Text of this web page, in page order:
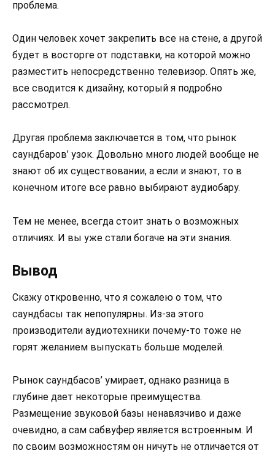
проблема.
Один человек хочет закрепить все на стене, а другой
будет в восторге от подставки, на которой можно
разместить непосредственно телевизор. Опять же,
все сводится к дизайну, который я подробно
рассмотрел.
Другая проблема заключается в том, что рынок
саундбаров’ узок. Довольно много людей вообще не
знают об их существовании, а если и знают, то в
конечном итоге все равно выбирают аудиобару.
Тем не менее, всегда стоит знать о возможных
отличиях. И вы уже стали богаче на эти знания.
Вывод
Скажу откровенно, что я сожалею о том, что
саундбасы так непопулярны. Из-за этого
производители аудиотехники почему-то тоже не
горят желанием выпускать больше моделей.
Рынок саундбасов’ умирает, однако разница в
глубине дает некоторые преимущества.
Размещение звуковой базы ненавязчиво и даже
очевидно, а сам сабвуфер является встроенным. И
по своим возможностям он ничуть не отличается от